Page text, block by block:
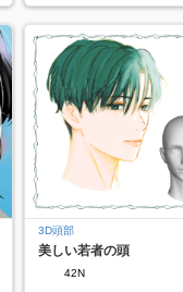
3D頭部
美しい若者の頭
42N